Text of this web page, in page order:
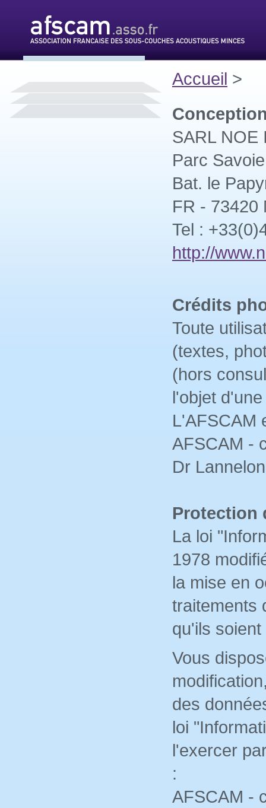
Accueil >
SARL NOE
Parc
Bat. le
FR - 73420
Tel :
http://
Crédits
Toute
(textes,
(hors
l'objet
L'AFSCAM
AFSCAM -
Dr
Protection
La loi
1978
la mise en
traitements
qu'ils
Vous
des
loi
l'exercer
:
AFSCAM -